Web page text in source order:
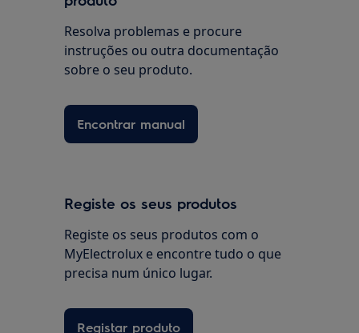
Resolva problemas e procure
instruções ou outra documentação
sobre o seu produto.
Encontrar manual
Registe os seus produtos
Registe os seus produtos com o
MyElectrolux e encontre tudo o que
precisa num único lugar.
Registar produto